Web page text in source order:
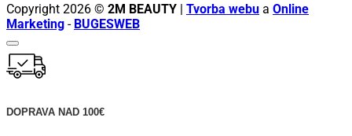
Copyright 2026 © 2M BEAUTY | Tvorba webu a Online
Marketing - BUGESWEB
DOPRAVA NAD 100€